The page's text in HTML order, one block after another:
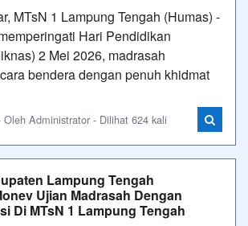
MTsN 1 Lampung Tengah (Humas) -
Hari Pendidikan
2 Mei 2026, madrasah
bendera dengan penuh khidmat
Administrator - Dilihat 624 kali
Lampung Tengah
Ujian Madrasah Dengan
Di MTsN 1 Lampung Tengah